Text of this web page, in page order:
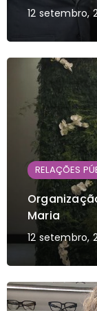
12 setembro,
RELAÇÕES
Maria
12 setembro,